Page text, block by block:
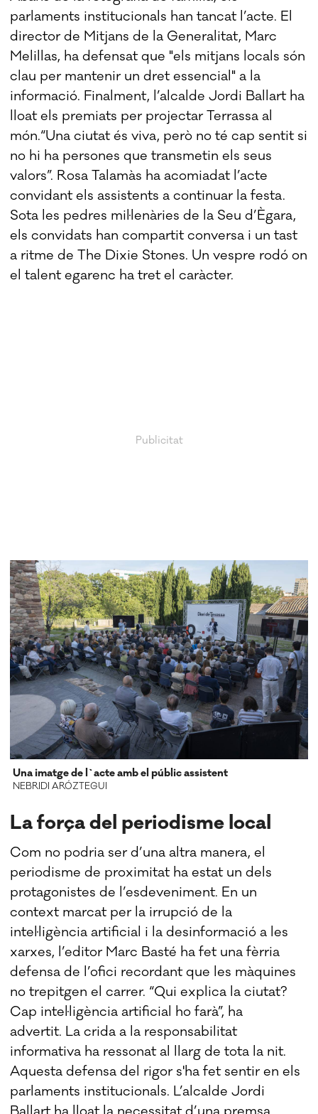
parlaments institucionals han tancat l’acte. El
director de Mitjans de la Generalitat, Marc
Melillas, ha defensat que "els mitjans locals són
clau per mantenir un dret essencial" a la
informació. Finalment, l’alcalde Jordi Ballart ha
lloat els premiats per projectar Terrassa al
món.“Una ciutat és viva, però no té cap sentit si
no hi ha persones que transmetin els seus
valors”. Rosa Talamàs ha acomiadat l’acte
convidant els assistents a continuar la festa.
Sota les pedres mil·lenàries de la Seu d’Ègara,
els convidats han compartit conversa i un tast
a ritme de The Dixie Stones. Un vespre rodó on
el talent egarenc ha tret el caràcter.
Una imatge de l`acte amb el públic assistent
NEBRIDI ARÓZTEGUI
La força del periodisme local
Com no podria ser d’una altra manera, el
periodisme de proximitat ha estat un dels
protagonistes de l’esdeveniment. En un
context marcat per la irrupció de la
intel·ligència artificial i la desinformació a les
xarxes, l’editor Marc Basté ha fet una fèrria
defensa de l’ofici recordant que les màquines
no trepitgen el carrer. “Qui explica la ciutat?
Cap intel·ligència artificial ho farà”, ha
advertit. La crida a la responsabilitat
informativa ha ressonat al llarg de tota la nit.
Aquesta defensa del rigor s'ha fet sentir en els
parlaments institucionals. L’alcalde Jordi